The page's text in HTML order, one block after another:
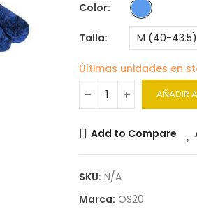
Color
Talla
Últimas unidades en
AÑADIR
Add to Compare
SKU: N/A
Marca: OS20